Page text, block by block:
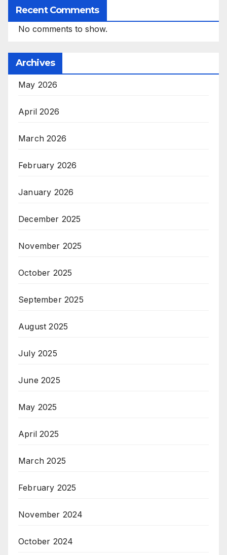
Recent Comments
No comments to show.
Archives
May 2026
April 2026
March 2026
February 2026
January 2026
December 2025
November 2025
October 2025
September 2025
August 2025
July 2025
June 2025
May 2025
April 2025
March 2025
February 2025
November 2024
October 2024